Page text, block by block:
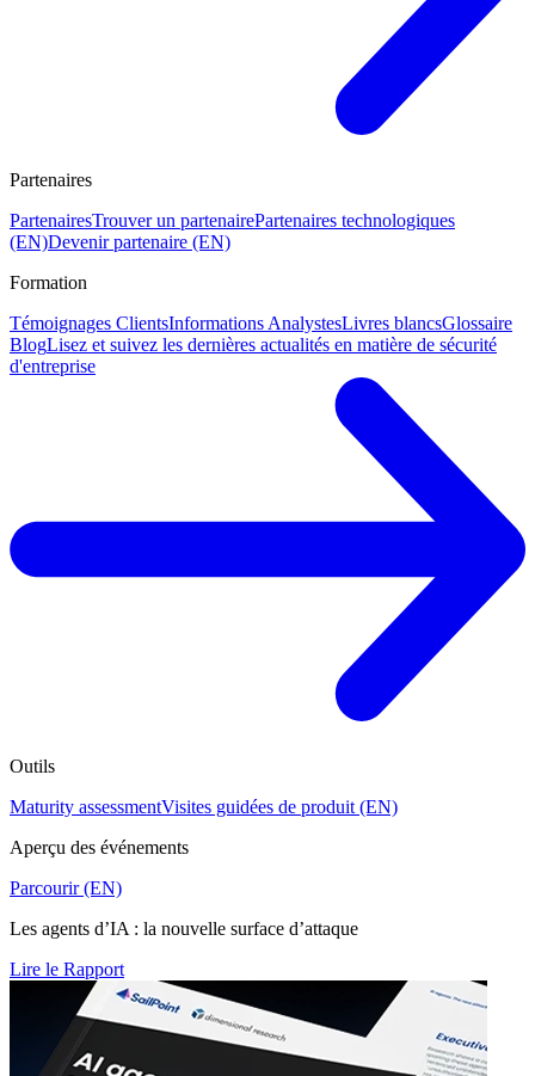
Partenaires
PartenairesTrouver un partenairePartenaires technologiques
(EN)Devenir partenaire (EN)
Formation
Témoignages ClientsInformations AnalystesLivres blancsGlossaire
BlogLisez et suivez les dernières actualités en matière de sécurité
d'entreprise
Outils
Maturity assessmentVisites guidées de produit (EN)
Aperçu des événements
Parcourir (EN)
Les agents d’IA : la nouvelle surface d’attaque
Lire le Rapport